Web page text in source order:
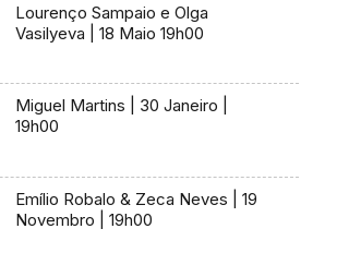
Lourenço Sampaio e Olga
Vasilyeva | 18 Maio 19h00
Miguel Martins | 30 Janeiro |
19h00
Emílio Robalo & Zeca Neves | 19
Novembro | 19h00